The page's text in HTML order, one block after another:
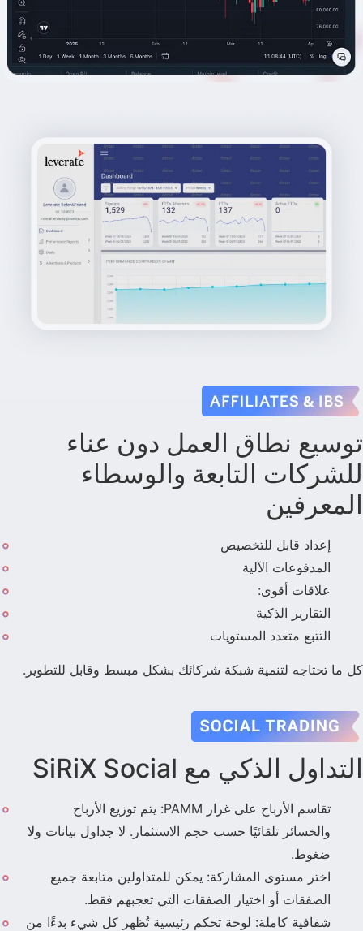
توسيع نطاق العمل دون عناء
للشركات التابعة والوسطاء
المعرفين
إعداد قابل للتخصيص
المدفوعات الآلية
علاقات أقوى:
التقارير الذكية
التتبع متعدد المستويات
كل ما تحتاجه لتنمية شبكة شركائك بشكل مبسط وقابل للتطوير.
التداول الذكي مع SiRiX Social
تقاسم الأرباح على غرار PAMM: يتم توزيع الأرباح
والخسائر تلقائيًا حسب حجم الاستثمار. لا جداول بيانات ولا
ضغوط.
اختر مستوى المشاركة: يمكن للمتداولين متابعة جميع
الصفقات أو اختيار الصفقات التي تعجبهم فقط.
شفافية كاملة: لوحة تحكم رئيسية تُظهر كل شيء بدءًا من